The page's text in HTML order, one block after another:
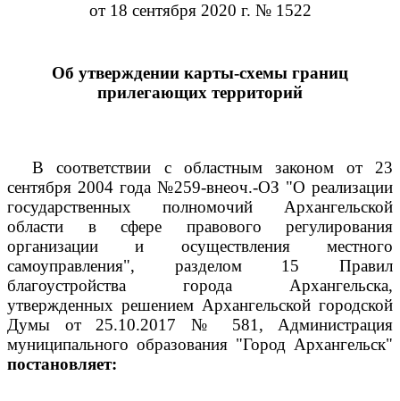
от 18 сентября 2020 г. № 1522
Об утверждении карты-схемы границ
прилегающих территорий
В соответствии с областным законом от 23
сентября 2004 года №259-внеоч.-ОЗ "О реализации
государственных полномочий Архангельской
области в сфере правового регулирования
организации и осуществления местного
самоуправления", разделом 15 Правил
благоустройства города Архангельска,
утвержденных решением Архангельской городской
Думы от 25.10.2017 № 581, Администрация
муниципального образования "Город Архангельск"
постановляет: